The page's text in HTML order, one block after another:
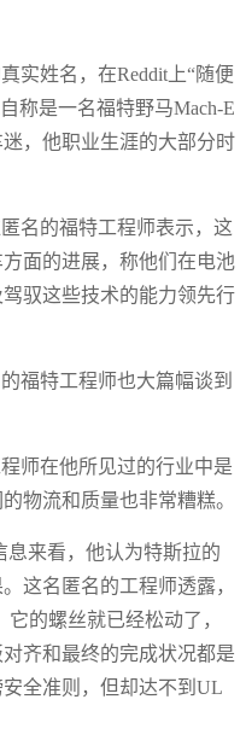
实姓名，在Reddit上“随便
称是一名福特野马Mach-E
，他职业生涯的大部分时
名的福特工程师表示，这
面的进展，称他们在电池
驭这些技术的能力领先行
福特工程师也大篇幅谈到
师在他所见过的行业中是
物流和质量也非常糟糕。
来看，他认为特斯拉的
这名匿名的工程师透露，
的螺丝就已经松动了，
齐和最终的完成状况都是
全准则，但却达不到UL